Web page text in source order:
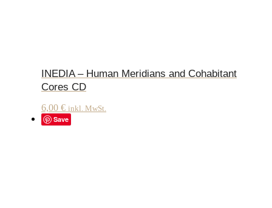
INEDIA – Human Meridians and Cohabitant
Cores CD
6,00 € inkl. MwSt.
Save